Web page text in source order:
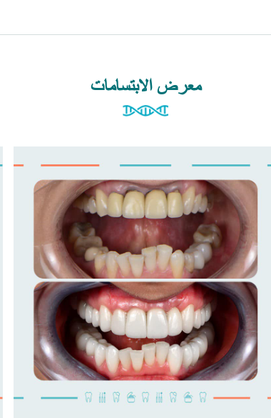
معرض الابتسامات